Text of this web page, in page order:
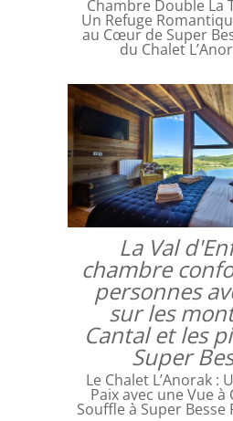
Chambre Double La
Un Refuge
au Cœur de Super
du Chalet
La Val
chambre
personnes
sur les
Cantal et les
Super
Le Chalet L’Anorak :
Paix avec une Vue à
Souffle à Super